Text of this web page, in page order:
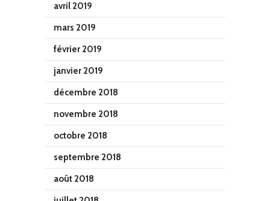
avril 2019
mars 2019
février 2019
janvier 2019
décembre 2018
novembre 2018
octobre 2018
septembre 2018
août 2018